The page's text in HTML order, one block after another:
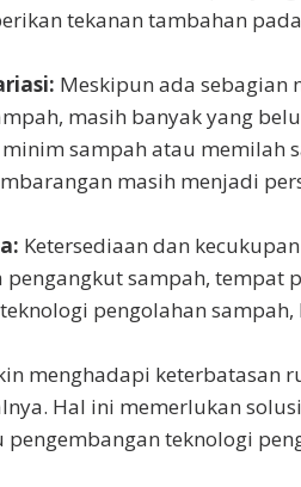
tekanan tambahan
Meskipun ada sebagian
masih banyak yang
sampah atau memilah
masih menjadi
Ketersediaan dan
sampah, tempat
pengolahan
menghadapi keterbatasan
Hal ini memerlukan
teknologi